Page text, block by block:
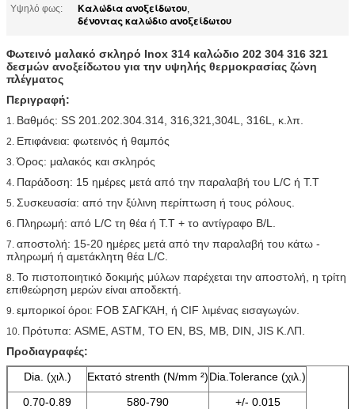
Υψηλό φως:
Καλώδια ανοξείδωτου,
δένοντας καλώδιο ανοξείδωτου
Φωτεινό μαλακό σκληρό Inox 314 καλώδιο 202 304 316 321
δεσμών ανοξείδωτου για την υψηλής θερμοκρασίας ζώνη
πλέγματος
Περιγραφή:
1. Βαθμός: SS 201.202.304.314, 316,321,304L, 316L, κ.λπ.
2. Επιφάνεια: φωτεινός ή θαμπός
3.Όρος: μαλακός και σκληρός
4. Παράδοση: 15 ημέρες μετά από την παραλαβή του L/C ή T.T
5. Συσκευασία: από την ξύλινη περίπτωση ή τους ρόλους.
6. Πληρωμή: από L/C τη θέα ή T.T + το αντίγραφο B/L.
7. αποστολή: 15-20 ημέρες μετά από την παραλαβή του κάτω -
πληρωμή ή αμετάκλητη θέα L/C.
8. Το πιστοποιητικό δοκιμής μύλων παρέχεται την αποστολή, η τρίτη
επιθεώρηση μερών είναι αποδεκτή.
9. εμπορικοί όροι: FOB ΣΑΓΚΆΗ, ή CIF λιμένας εισαγωγών.
10. Πρότυπα: ASME, ASTM, ΤΟ EN, BS, ΜΒ, DIN, JIS Κ.ΛΠ.
Προδιαγραφές:
Dia. (χιλ.)
Εκτατό strenth (N/mm ²)Dia.Tolerance (χιλ.)
0.70-0.89
580-790
+/- 0.015